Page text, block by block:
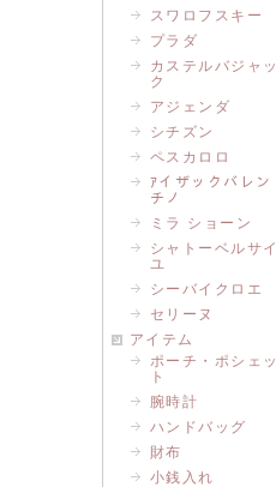
スワロフスキー
プラダ
カステルバジャッ
ク
アジェンダ
シチズン
ペスカロロ
ｱイザックバレン
チノ
ミラ ショーン
シャトーベルサイ
ユ
シーバイクロエ
セリーヌ
アイテム
ポーチ・ポシェッ
ト
腕時計
ハンドバッグ
財布
小銭入れ